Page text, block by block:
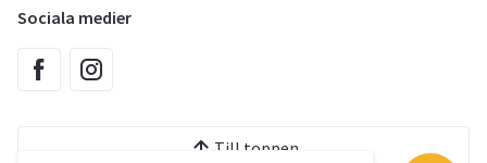
Sociala medier
Till toppen